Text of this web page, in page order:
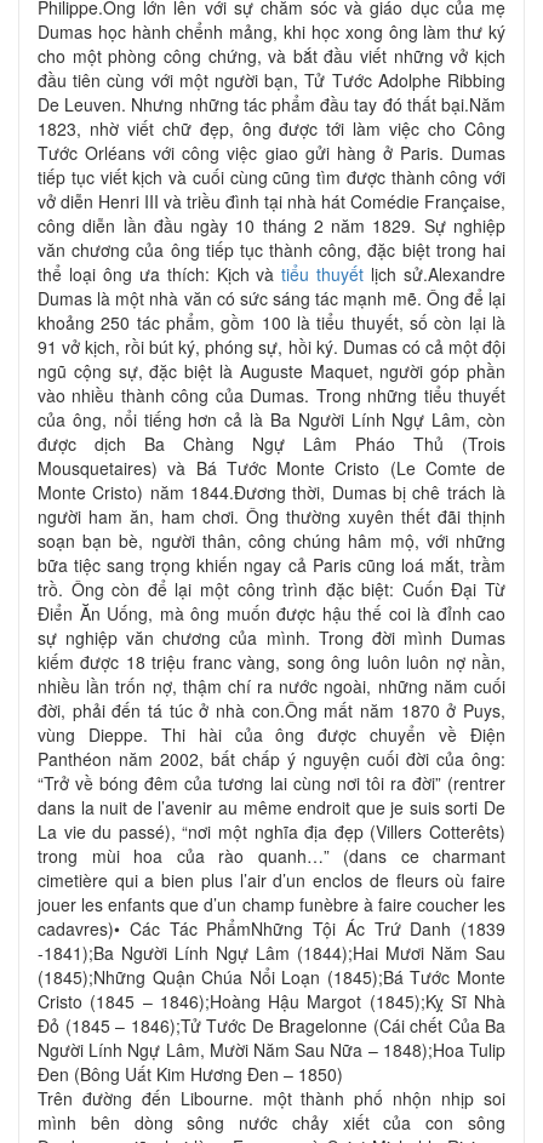
Philippe.Ông lớn lên với sự chăm sóc và giáo dục của mẹ
Dumas học hành chểnh mảng, khi học xong ông làm thư ký
cho một phòng công chứng, và bắt đầu viết những vở kịch
đầu tiên cùng với một người bạn, Tử Tước Adolphe Ribbing
De Leuven. Nhưng những tác phẩm đầu tay đó thất bại.Năm
1823, nhờ viết chữ đẹp, ông được tới làm việc cho Công
Tước Orléans với công việc giao gửi hàng ở Paris. Dumas
tiếp tục viết kịch và cuối cùng cũng tìm được thành công với
vở diễn Henri III và triều đình tại nhà hát Comédie Française,
công diễn lần đầu ngày 10 tháng 2 năm 1829. Sự nghiệp
văn chương của ông tiếp tục thành công, đặc biệt trong hai
thể loại ông ưa thích: Kịch vàtiểu thuyết lịch sử.Alexandre
Dumas là một nhà văn có sức sáng tác mạnh mẽ. Ông để lại
khoảng 250 tác phẩm, gồm 100 là tiểu thuyết, số còn lại là
91 vở kịch, rồi bút ký, phóng sự, hồi ký. Dumas có cả một đội
ngũ cộng sự, đặc biệt là Auguste Maquet, người góp phần
vào nhiều thành công của Dumas. Trong những tiểu thuyết
của ông, nổi tiếng hơn cả là Ba Người Lính Ngự Lâm, còn
được dịch Ba Chàng Ngự Lâm Pháo Thủ (Trois
Mousquetaires) và Bá Tước Monte Cristo (Le Comte de
Monte Cristo) năm 1844.Đương thời, Dumas bị chê trách là
người ham ăn, ham chơi. Ông thường xuyên thết đãi thịnh
soạn bạn bè, người thân, công chúng hâm mộ, với những
bữa tiệc sang trọng khiến ngay cả Paris cũng loá mắt, trầm
trồ. Ông còn để lại một công trình đặc biệt: Cuốn Đại Từ
Điển Ăn Uống, mà ông muốn được hậu thế coi là đỉnh cao
sự nghiệp văn chương của mình. Trong đời mình Dumas
kiếm được 18 triệu franc vàng, song ông luôn luôn nợ nần,
nhiều lần trốn nợ, thậm chí ra nước ngoài, những năm cuối
đời, phải đến tá túc ở nhà con.Ông mất năm 1870 ở Puys,
vùng Dieppe. Thi hài của ông được chuyển về Điện
Panthéon năm 2002, bất chấp ý nguyện cuối đời của ông:
“Trở về bóng đêm của tương lai cùng nơi tôi ra đời” (rentrer
dans la nuit de l’avenir au même endroit que je suis sorti De
La vie du passé), “nơi một nghĩa địa đẹp (Villers Cotterêts)
trong mùi hoa của rào quanh…” (dans ce charmant
cimetière qui a bien plus l’air d’un enclos de fleurs où faire
jouer les enfants que d’un champ funèbre à faire coucher les
cadavres)• Các Tác PhẩmNhững Tội Ác Trứ Danh (1839
-1841);Ba Người Lính Ngự Lâm (1844);Hai Mươi Năm Sau
(1845);Những Quận Chúa Nổi Loạn (1845);Bá Tước Monte
Cristo (1845 – 1846);Hoàng Hậu Margot (1845);Kỵ Sĩ Nhà
Đỏ (1845 – 1846);Tử Tước De Bragelonne (Cái chết Của Ba
Người Lính Ngự Lâm, Mười Năm Sau Nữa – 1848);Hoa Tulip
Đen (Bông Uất Kim Hương Đen – 1850)
Trên đường đến Libourne. một thành phố nhộn nhịp soi
mình bên dòng sông nước chảy xiết của con sông